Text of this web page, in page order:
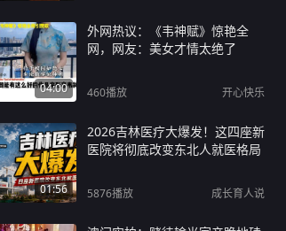
04:00
外网热议：《韦神赋》惊艳全
网，网友：美女才情太绝了
460播放 开心快乐
01:56
2026吉林医疗大爆发！这四座新
医院将彻底改变东北人就医格局
5876播放 成长育人说